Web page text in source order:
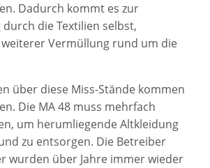
Dadurch kommt es zur
die Textilien selbst,
Vermüllung rund um die
über diese Miss-Stände kommen
Die MA 48 muss mehrfach
um herumliegende Altkleidung
zu entsorgen. Die Betreiber
wurden über Jahre immer wieder